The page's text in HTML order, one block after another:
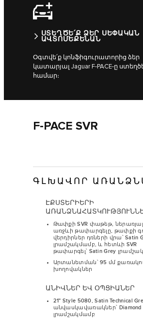
ՍՏԵՂԾԵ՛Ք ՁԵՐ ՍԵՓԱԿԱՆ
ԱՎՏՈՄԵՔԵՆԱՆ
Օգտվե՛ք կոնֆիգուրատորից ձեր
կատարյալ Jaguar F‑PACE-ը
համար։
F-PACE SVR
ԳԼԽԱՎՈՐ
ԷՔՍՏԵՐԻԵՐԻ
Թափքի SVR փաթեթ, ներառյալ
առջևի թափարգելը, թափքի
վերդիրներ դռների վրա՝ Satin
լրամշակմամբ, և հետևի SVR
թափարգել՝ Satin Grey
Արտանետման՝ 95 մմ
խողովակներ
ԱՆԻՎՆԵՐ ԵՎ ՕՊՑԻԱՆԵՐ
21" Style 5080, Satin Technical
անվասկավառակներ՝ Diamond
լրամշակմամբ